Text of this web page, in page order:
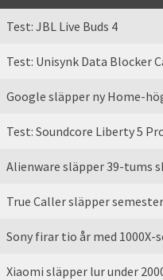
Test: JBL Live Buds 4
Test: Unisynk Data Blocker
True Caller släpper
Sony firar tio år med 1000X-
Xiaomi släpper lur under